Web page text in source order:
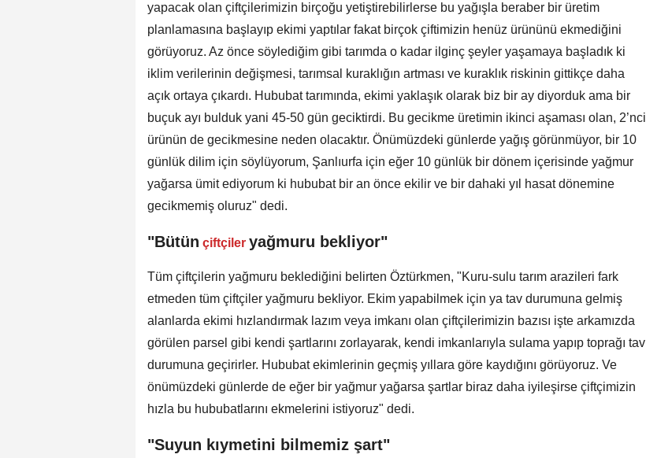
yapacak olan çiftçilerimizin birçoğu yetiştirebilirlerse bu yağışla beraber bir üretim
planlamasına başlayıp ekimi yaptılar fakat birçok çiftimizin henüz ürününü ekmediğini
görüyoruz. Az önce söylediğim gibi tarımda o kadar ilginç şeyler yaşamaya başladık ki
iklim verilerinin değişmesi, tarımsal kuraklığın artması ve kuraklık riskinin gittikçe daha
açık ortaya çıkardı. Hububat tarımında, ekimi yaklaşık olarak biz bir ay diyorduk ama bir
buçuk ayı bulduk yani 45-50 gün geciktirdi. Bu gecikme üretimin ikinci aşaması olan, 2’nci
ürünün de gecikmesine neden olacaktır. Önümüzdeki günlerde yağış görünmüyor, bir 10
günlük dilim için söylüyorum, Şanlıurfa için eğer 10 günlük bir dönem içerisinde yağmur
yağarsa ümit ediyorum ki hububat bir an önce ekilir ve bir dahaki yıl hasat dönemine
gecikmemiş oluruz" dedi.
"Bütün çiftçiler yağmuru bekliyor"
Tüm çiftçilerin yağmuru beklediğini belirten Öztürkmen, "Kuru-sulu tarım arazileri fark
etmeden tüm çiftçiler yağmuru bekliyor. Ekim yapabilmek için ya tav durumuna gelmiş
alanlarda ekimi hızlandırmak lazım veya imkanı olan çiftçilerimizin bazısı işte arkamızda
görülen parsel gibi kendi şartlarını zorlayarak, kendi imkanlarıyla sulama yapıp toprağı tav
durumuna geçirirler. Hububat ekimlerinin geçmiş yıllara göre kaydığını görüyoruz. Ve
önümüzdeki günlerde de eğer bir yağmur yağarsa şartlar biraz daha iyileşirse çiftçimizin
hızla bu hububatlarını ekmelerini istiyoruz" dedi.
"Suyun kıymetini bilmemiz şart"